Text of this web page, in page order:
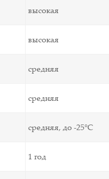
высокая
высокая
средняя
средняя
средняя, до -25°С
1 год